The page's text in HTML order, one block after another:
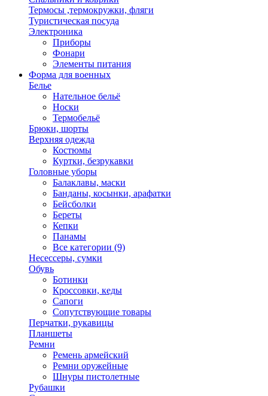
Термосы ,термокружки, фляги
Туристическая посуда
Электроника
Приборы
Фонари
Элементы питания
Форма для военных
Белье
Нательное бельё
Носки
Термобельё
Брюки, шорты
Верхняя одежда
Костюмы
Куртки, безрукавки
Головные уборы
Балаклавы, маски
Банданы, косынки, арафатки
Бейсболки
Береты
Кепки
Панамы
Все категории (9)
Несессеры, сумки
Обувь
Ботинки
Кроссовки, кеды
Сапоги
Сопутствующие товары
Перчатки, рукавицы
Планшеты
Ремни
Ремень армейский
Ремни оружейные
Шнуры пистолетные
Рубашки